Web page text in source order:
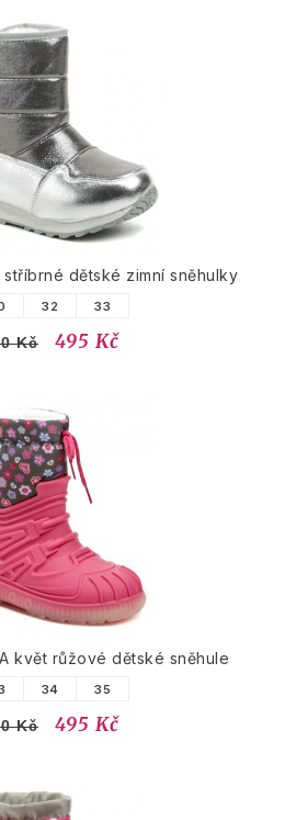
stříbrné dětské zimní sněhulky
32 33
Kč 495 Kč
květ růžové dětské sněhule
34 35
Kč 495 Kč